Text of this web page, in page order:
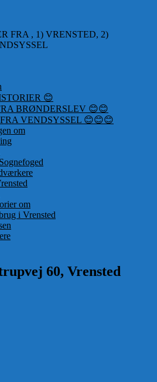
FRA , 1) VRENSTED, 2)
😊
BRØNDERSLEV 😊😊
VENDSYSSEL 😊😊😊
om
om
i Vrensted
60, Vrensted